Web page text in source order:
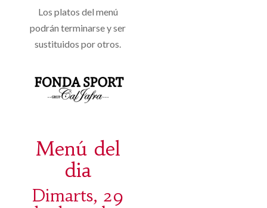
Los platos del menú
podrán terminarse y ser
sustituidos por otros.
Menú del
dia
Dimarts, 29